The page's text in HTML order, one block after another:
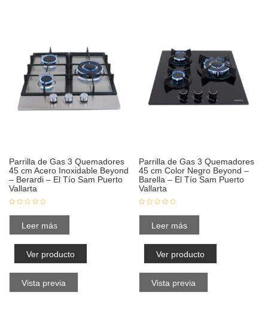
Parrilla de Gas 3 Quemadores
45 cm Acero Inoxidable Beyond
– Berardi – El Tío Sam Puerto
Vallarta
Leer más
Ver producto
Vista previa
Parrilla de Gas 3 Quemadores
45 cm Color Negro Beyond –
Barella – El Tío Sam Puerto
Vallarta
Leer más
Ver producto
Vista previa